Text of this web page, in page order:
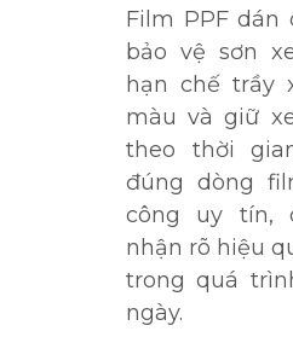
Film PPF dán
bảo vệ sơn
hạn chế trầy
màu và giữ
theo thời
đúng dòng
công uy tín,
nhận rõ hiệu
trong quá
ngày.